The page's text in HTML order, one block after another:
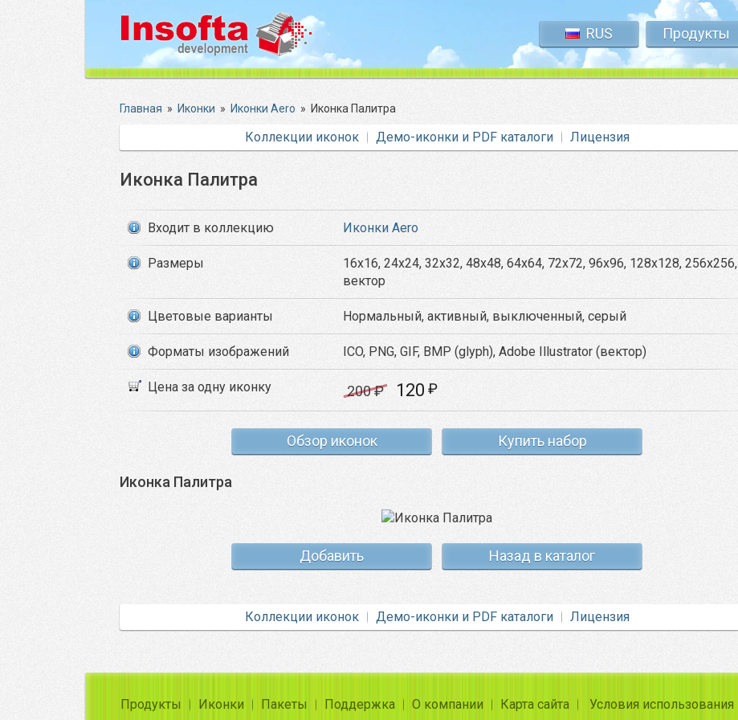
RUS Продукты
Главная » Иконки » Иконки Aero » Иконка Палитра
Коллекции иконок Демо-иконки и PDF каталоги Лицензия
Иконка Палитра
Входит в коллекцию Иконки Aero
Размеры
16x16, 24x24, 32x32, 48x48, 64x64, 72x72, 96x96, 128x128, 256x256,
вектор
Цветовые варианты Нормальный, активный, выключенный, серый
Форматы изображений ICO, PNG, GIF, BMP (glyph), Adobe Illustrator (вектор)
Цена за одну иконку 200₽ 120 ₽
Обзор иконок Купить набор
Иконка Палитра
Добавить Назад в каталог
Коллекции иконок Демо-иконки и PDF каталоги Лицензия
Продукты Иконки Пакеты Поддержка О компании Карта сайта Условия использования